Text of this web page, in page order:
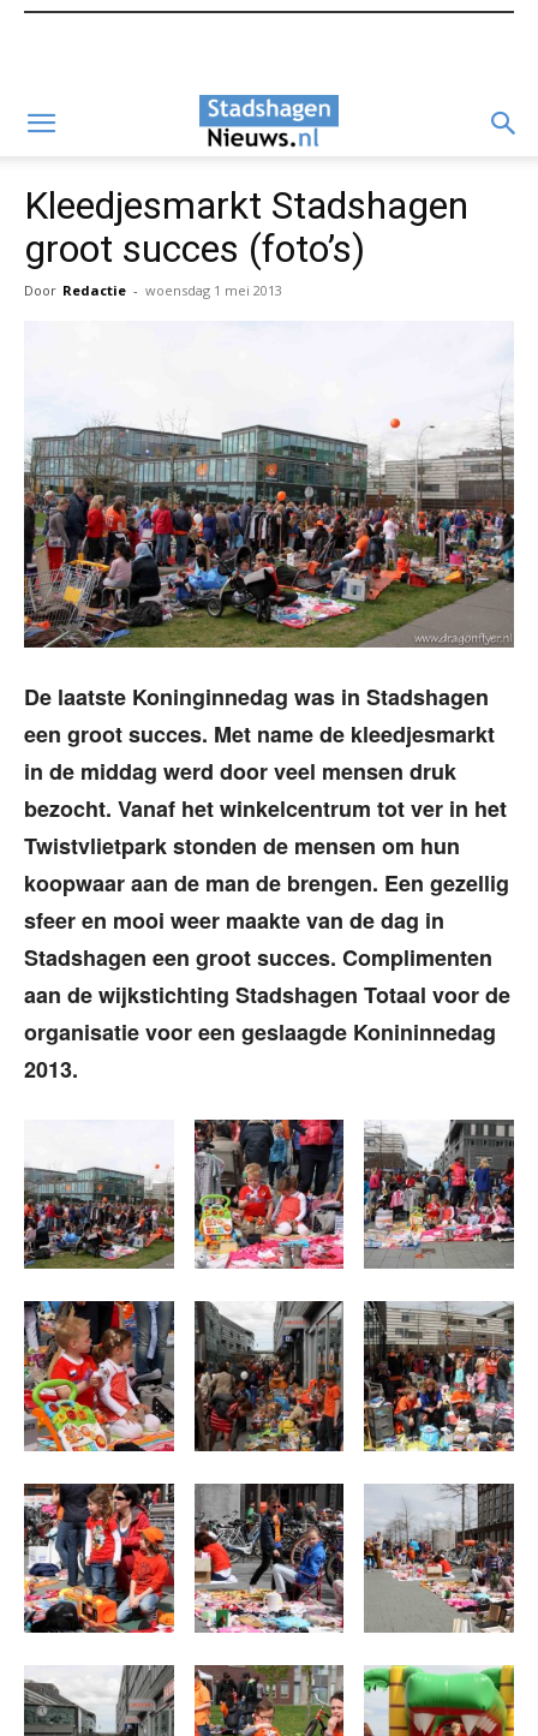
Kleedjesmarkt Stadshagen
groot succes (foto’s)
Door Redactie - woensdag 1 mei 2013
De laatste Koninginnedag was in Stadshagen
een groot succes. Met name de kleedjesmarkt
in de middag werd door veel mensen druk
bezocht. Vanaf het winkelcentrum tot ver in het
Twistvlietpark stonden de mensen om hun
koopwaar aan de man de brengen. Een gezellig
sfeer en mooi weer maakte van de dag in
Stadshagen een groot succes. Complimenten
aan de wijkstichting Stadshagen Totaal voor de
organisatie voor een geslaagde Konininnedag
2013.